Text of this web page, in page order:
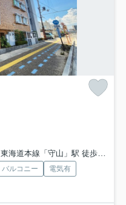
東海道本線「守山」駅 徒歩51分
バルコニー
電気有